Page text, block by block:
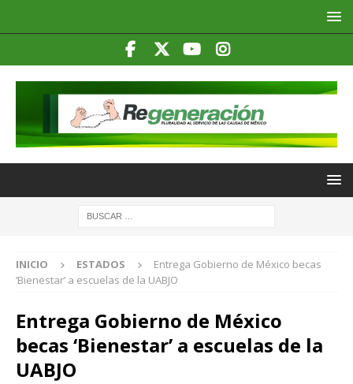
INICIO ESTADOS
Entrega Gobierno de México becas
‘Bienestar’ a escuelas de la UABJO
Entrega Gobierno de México
becas ‘Bienestar’ a escuelas de la
UABJO